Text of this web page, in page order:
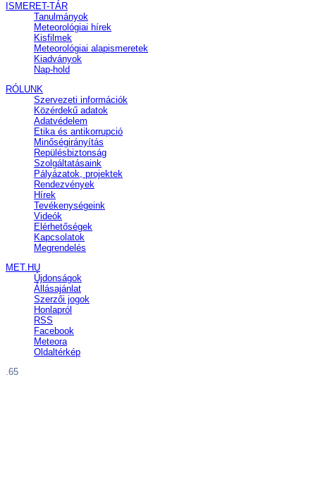
ISMERET-TÁR
Tanulmányok
Meteorológiai hírek
Kisfilmek
Meteorológiai alapismeretek
Kiadványok
Nap-hold
RÓLUNK
Szervezeti információk
Közérdekű adatok
Adatvédelem
Etika és antikorrupció
Minőségirányítás
Repülésbiztonság
Szolgáltatásaink
Pályázatok, projektek
Rendezvények
Hírek
Tevékenységeink
Videók
Elérhetőségek
Kapcsolatok
Megrendelés
MET.HU
Újdonságok
Állásajánlat
Szerzői jogok
Honlapról
RSS
Facebook
Meteora
Oldaltérkép
.65